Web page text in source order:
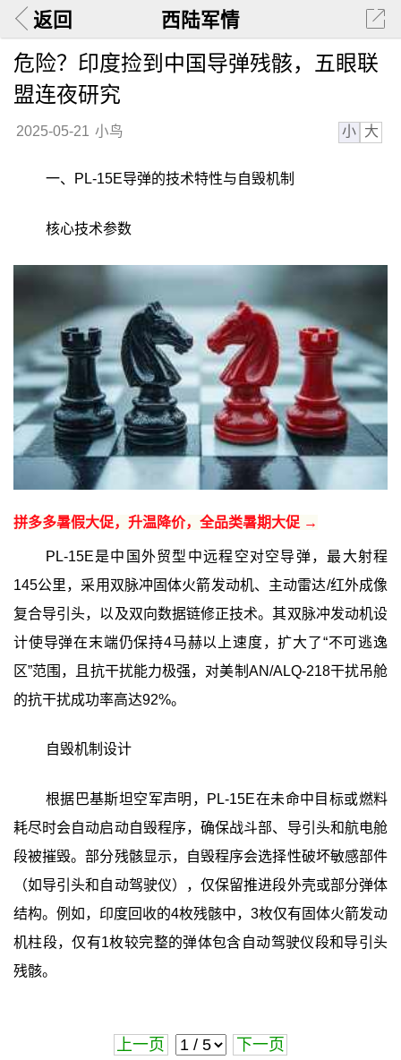
返回 西陆军情
危险？印度捡到中国导弹残骸，五眼联
盟连夜研究
2025-05-21 小鸟 小 大
一、PL-15E导弹的技术特性与自毁机制
核心技术参数
拼多多暑假大促，升温降价，全品类暑期大促 →
PL-15E是中国外贸型中远程空对空导弹，最大射程
145公里，采用双脉冲固体火箭发动机、主动雷达/红外成像
复合导引头，以及双向数据链修正技术。其双脉冲发动机设
计使导弹在末端仍保持4马赫以上速度，扩大了“不可逃逸
区”范围，且抗干扰能力极强，对美制AN/ALQ-218干扰吊舱
的抗干扰成功率高达92%。
自毁机制设计
根据巴基斯坦空军声明，PL-15E在未命中目标或燃料
耗尽时会自动启动自毁程序，确保战斗部、导引头和航电舱
段被摧毁。部分残骸显示，自毁程序会选择性破坏敏感部件
（如导引头和自动驾驶仪），仅保留推进段外壳或部分弹体
结构。例如，印度回收的4枚残骸中，3枚仅有固体火箭发动
机柱段，仅有1枚较完整的弹体包含自动驾驶仪段和导引头
残骸。
上一页 下一页